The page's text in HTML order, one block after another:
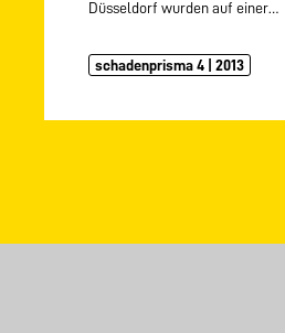
Düsseldorf wurden auf einer…
schadenprisma 4 | 2013